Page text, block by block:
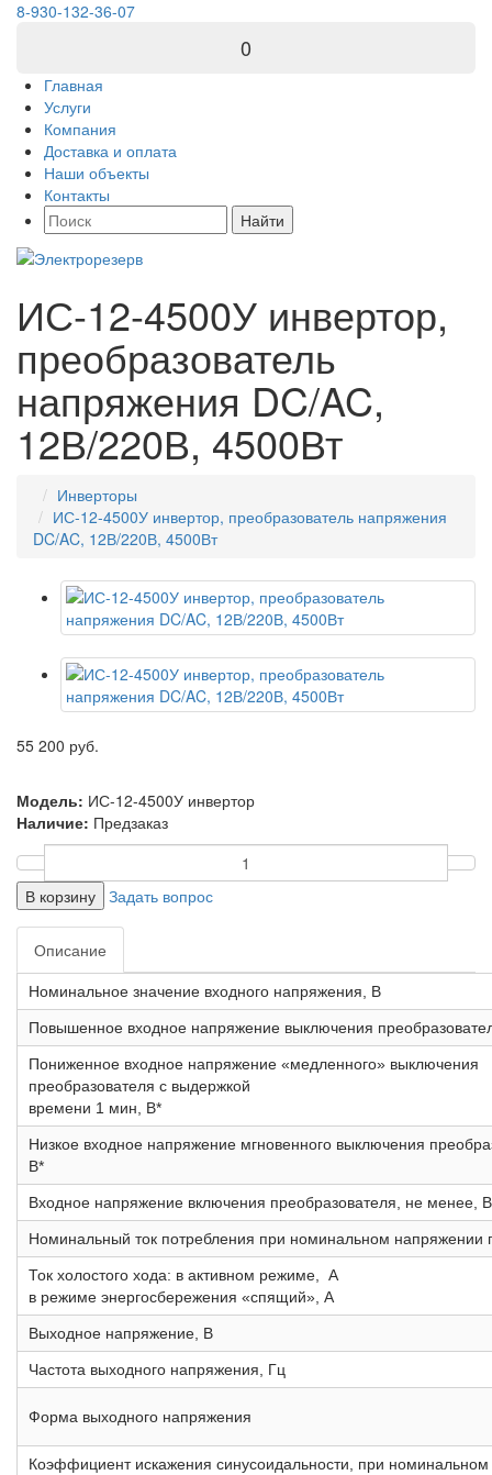
8-930-132-36-07
0
Главная
Услуги
Компания
Доставка и оплата
Наши объекты
Контакты
Найти
ИС-12-4500У инвертор,
преобразователь
напряжения DC/AC,
12В/220В, 4500Вт
Инверторы
ИС-12-4500У инвертор, преобразователь напряжения
DC/AC, 12В/220В, 4500Вт
55 200 руб.
Модель: ИС-12-4500У инвертор
Наличие: Предзаказ
В корзину Задать вопрос
Описание
Номинальное значение входного напряжения, В
Повышенное входное напряжение выключения
Пониженное входное напряжение «медленного» выключения
преобразователя с выдержкой
времени 1 мин, В*
Низкое входное напряжение мгновенного выключения
В*
Входное напряжение включения преобразователя, не менее,
Номинальный ток потребления при номинальном напряжении
Ток холостого хода: в активном режиме, А
в режиме энергосбережения «спящий», А
Выходное напряжение, В
Частота выходного напряжения, Гц
Форма выходного напряжения
Коэффициент искажения синусоидальности, при номинальном